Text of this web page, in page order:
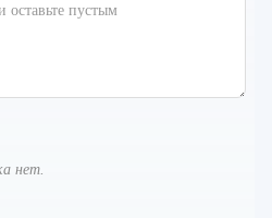
нет.